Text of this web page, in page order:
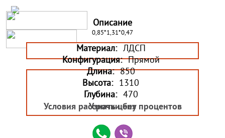
Описание
0,85*1,31*0,47
Материал: ЛДСП
Конфигурация: Прямой
Длина: 850
Высота: 1310
Глубина: 470
Узнать цену
Условия рассрочки без процентов